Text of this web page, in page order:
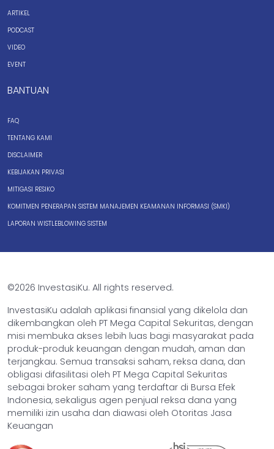
ARTIKEL
PODCAST
VIDEO
EVENT
BANTUAN
FAQ
TENTANG KAMI
DISCLAIMER
KEBIJAKAN PRIVASI
MITIGASI RESIKO
KOMITMEN PENERAPAN SISTEM MANAJEMEN KEAMANAN INFORMASI (SMKI)
LAPORAN WISTLEBLOWING SISTEM
©2026 InvestasiKu. All rights reserved.
InvestasiKu adalah aplikasi finansial yang dikelola dan
dikembangkan oleh PT Mega Capital Sekuritas, dengan
misi membuka akses lebih luas bagi masyarakat pada
produk-produk keuangan dengan mudah, aman dan
terjangkau. Semua transaksi saham, reksa dana, dan
obligasi difasilitasi oleh PT Mega Capital Sekuritas
sebagai broker saham yang terdaftar di Bursa Efek
Indonesia, sekaligus agen penjual reksa dana yang
memiliki izin usaha dan diawasi oleh Otoritas Jasa
Keuangan